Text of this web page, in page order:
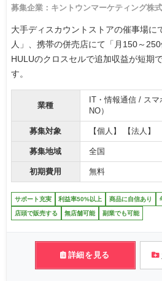
募集企業：キントウンマーケティング株
大手ディスカウントストアの催事場に
人」、携帯の併売店にて「月150～
HULUのクロスセルで追加収益が短期
す。
業種
IT・情報通信 / ス
NO）
募集対象 【個人】 【法人】
募集地域 全国
初期費用 無料
サポート充実 利益率50%以上 商品に自信あり
店頭で販売する 無店舗可能 副業でも可能
詳細を見る